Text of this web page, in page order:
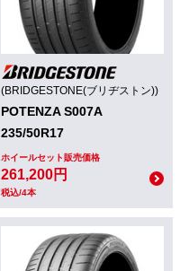
(BRIDGESTONE(ブリヂストン))
POTENZA S007A
235/50R17
ホイールセット販売価格
261,200円
税込/4本